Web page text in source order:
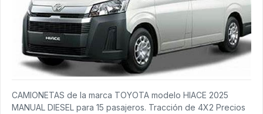
CAMIONETAS de la marca TOYOTA modelo HIACE 2025
MANUAL DIESEL para 15 pasajeros. Tracción de 4X2 Precios